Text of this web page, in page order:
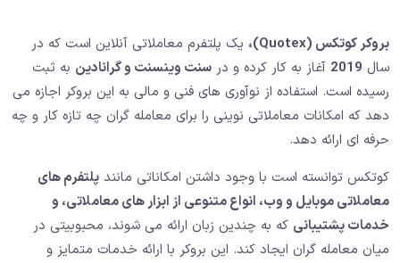
بروکر کوتکس (Quotex)،
یک پلتفرم معاملاتی آنلاین است که در
سال 2019 آغاز به کار کرده و در سنت وینسنت و گرانادین به ثبت
رسیده است. استفاده از نوآوری های فنی و مالی به این بروکر اجازه می
دهد که امکانات معاملاتی نوینی را برای معامله گران چه تازه کار و چه
حرفه ای ارائه دهد.
کوتکس توانسته است با وجود داشتن امکاناتی مانند پلتفرم های
معاملاتی موبایل و وب، انواع متنوعی از ابزار های معاملاتی، و
خدمات پشتیبانی که به چندین زبان ارائه می شوند، محبوبیتی در
میان معامله گران ایجاد کند. این بروکر با ارائه خدمات متمایز و